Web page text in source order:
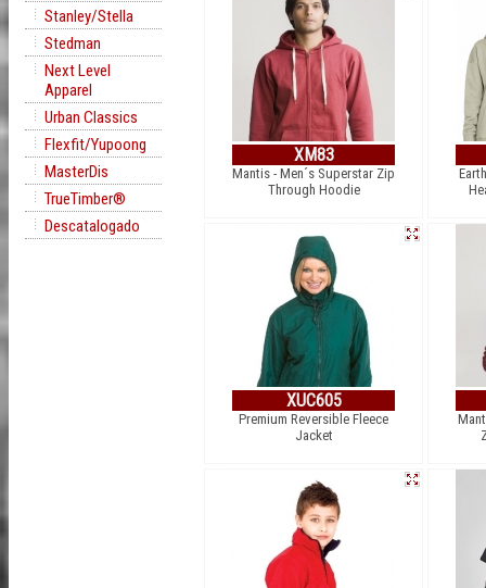
Stanley/Stella
Stedman
Next Level
Apparel
Urban Classics
Flexfit/Yupoong
MasterDis
TrueTimber®
Descatalogado
XM83
Mantis - Men´s Superstar Zip
Through Hoodie
XUC605
Premium Reversible Fleece
Jacket